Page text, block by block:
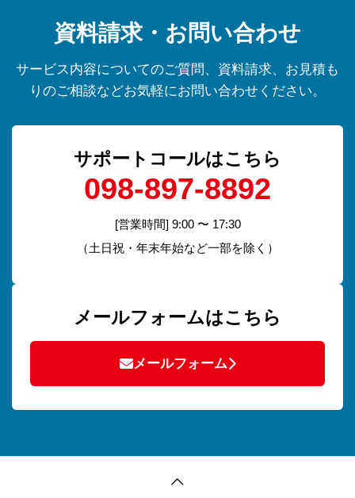
資料請求・お問い合わせ
サービス内容についてのご質問、資料請求、お見積も
りのご相談などお気軽にお問い合わせください。
サポートコールはこちら
098-897-8892
[営業時間] 9:00 〜 17:30
（土日祝・年末年始など一部を除く）
メールフォームはこちら
メールフォーム